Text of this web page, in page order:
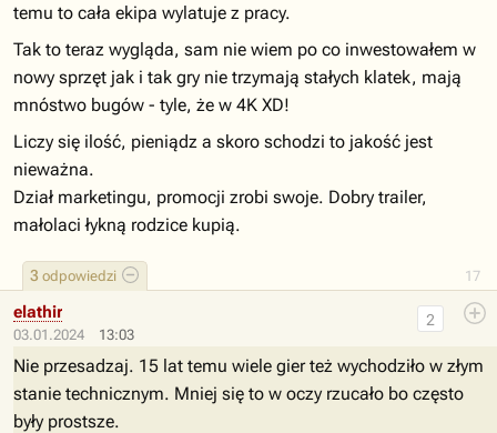
17
3 odpowiedzi
temu to cała ekipa wylatuje z pracy.
Tak to teraz wygląda, sam nie wiem po co inwestowałem w
nowy sprzęt jak i tak gry nie trzymają stałych klatek, mają
mnóstwo bugów - tyle, że w 4K XD!
Liczy się ilość, pieniądz a skoro schodzi to jakość jest
nieważna.
Dział marketingu, promocji zrobi swoje. Dobry trailer,
małolaci łykną rodzice kupią.
03.01.2024 13:03
2
elathir
Nie przesadzaj. 15 lat temu wiele gier też wychodziło w złym
stanie technicznym. Mniej się to w oczy rzucało bo często
były prostsze.